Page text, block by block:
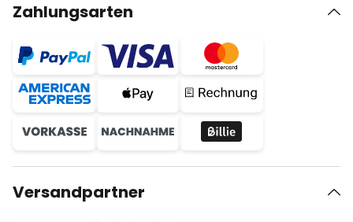
Zahlungsarten
Versandpartner